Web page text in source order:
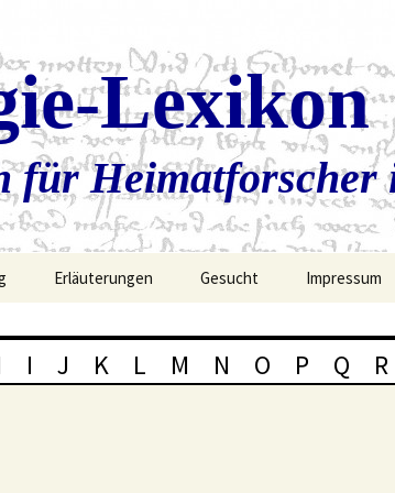
Lexikon
für Heimatforscher
Erläuterungen Gesucht Impressum
I J K L M N O P Q R